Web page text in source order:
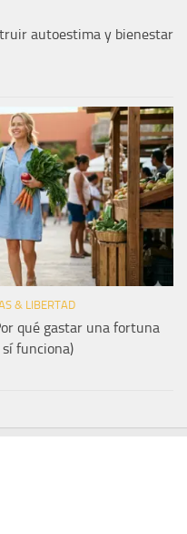
autoestima y bienestar
& LIBERTAD
qué gastar una fortuna
funciona)